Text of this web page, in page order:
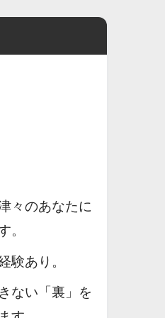
々のあなたに
。
験あり。
ない「裏」を